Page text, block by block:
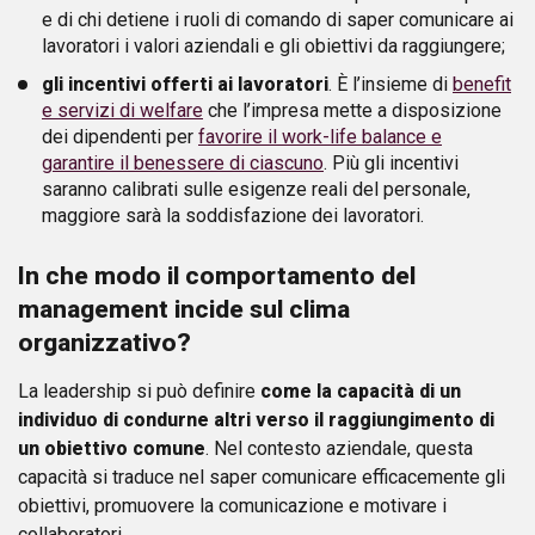
e di chi detiene i ruoli di comando di saper comunicare ai
lavoratori i valori aziendali e gli obiettivi da raggiungere;
gli incentivi offerti ai lavoratori. È l’insieme di benefit
e servizi di welfare che l’impresa mette a disposizione
dei dipendenti per favorire il work-life balance e
garantire il benessere di ciascuno. Più gli incentivi
saranno calibrati sulle esigenze reali del personale,
maggiore sarà la soddisfazione dei lavoratori.
In che modo il comportamento del
management incide sul clima
organizzativo?
La leadership si può definire come la capacità di un
individuo di condurne altri verso il raggiungimento di
un obiettivo comune. Nel contesto aziendale, questa
capacità si traduce nel saper comunicare efficacemente gli
obiettivi, promuovere la comunicazione e motivare i